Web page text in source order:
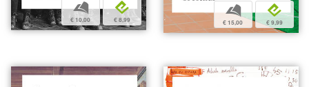
b
€ 10,00
e
€ 8,99
b
€ 15,00
e
€ 9,99